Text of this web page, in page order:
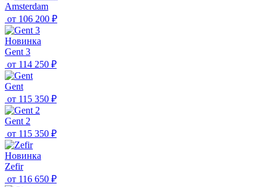
Amsterdam
от 106 200 ₽
Новинка
Gent 3
от 114 250 ₽
Gent
от 115 350 ₽
Gent 2
от 115 350 ₽
Новинка
Zefir
от 116 650 ₽